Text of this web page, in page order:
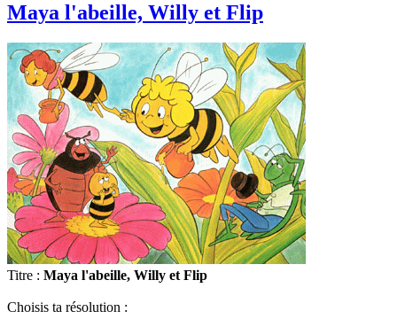
Maya l'abeille, Willy et Flip
Titre : Maya l'abeille, Willy et Flip
Choisis ta résolution :